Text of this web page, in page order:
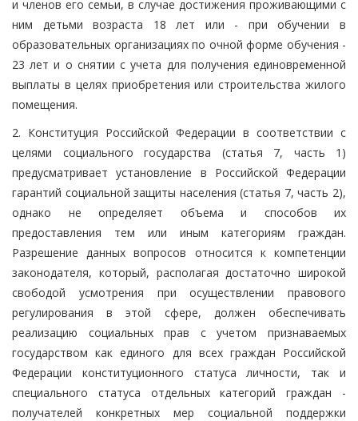
и членов его семьи, в случае достижения проживающими с
ним детьми возраста 18 лет или - при обучении в
образовательных организациях по очной форме обучения -
23 лет и о снятии с учета для получения единовременной
выплаты в целях приобретения или строительства жилого
помещения.
2. Конституция Российской Федерации в соответствии с
целями социального государства (статья 7, часть 1)
предусматривает установление в Российской Федерации
гарантий социальной защиты населения (статья 7, часть 2),
однако не определяет объема и способов их
предоставления тем или иным категориям граждан.
Разрешение данных вопросов относится к компетенции
законодателя, который, располагая достаточно широкой
свободой усмотрения при осуществлении правового
регулирования в этой сфере, должен обеспечивать
реализацию социальных прав с учетом признаваемых
государством как единого для всех граждан Российской
Федерации конституционного статуса личности, так и
специального статуса отдельных категорий граждан -
получателей конкретных мер социальной поддержки